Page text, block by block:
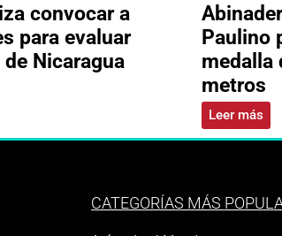
convocar a
para evaluar
Nicaragua
Paulino
medalla
metros
Leer más
CATEGORÍAS MÁS